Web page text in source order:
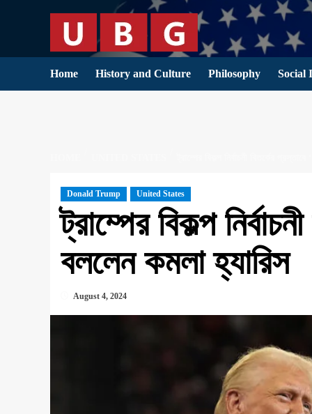
Home History and Culture Philosophy Social
Donald Trump United States
ট্রাম্পের বিকল্প
বললেন কমলা হ্যারিস
August 4, 2024